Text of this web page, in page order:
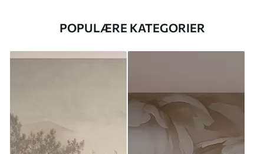
POPULÆRE KATEGORIER